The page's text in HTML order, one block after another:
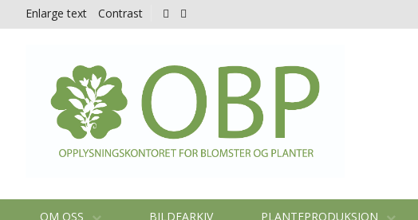
Enlarge text Contrast
OM OSS BILDEARKIV PLANTEPRODUKSJON